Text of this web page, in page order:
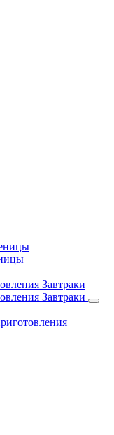
Завтраки
Завтраки